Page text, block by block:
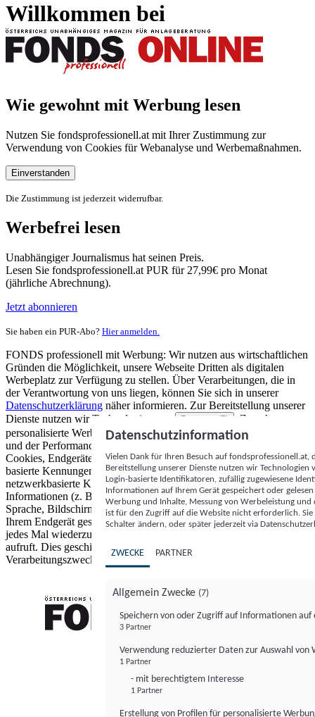
Willkommen bei
Wie gewohnt mit Werbung lesen
Nutzen Sie fondsprofessionell.at mit Ihrer Zustimmung zur
Verwendung von Cookies für Webanalyse und Werbemaßnahmen.
Einverstanden
Die Zustimmung ist jederzeit widerrufbar.
Werbefrei lesen
Unabhängiger Journalismus hat seinen Preis.
Lesen Sie fondsprofessionell.at PUR für 27,99€ pro Monat
(jährliche Abrechnung).
Jetzt abonnieren
Sie haben ein PUR-Abo? Hier anmelden.
FONDS professionell mit Werbung: Wir nutzen aus wirtschaftlichen
Gründen die Möglichkeit, unsere Webseite Dritten als digitalen
Werbeplatz zur Verfügung zu stellen. Über Verarbeitungen, die in
der Verantwortung von uns liegen, können Sie sich in unserer
Datenschutzerklärung näher informieren. Zur Bereitstellung unserer
Dienste nutzen wir Technologien von
Partnern (5)
. Zwecke:
personalisierte Werbung und Inhalte, Messung von Werbeleistung
und der Performance von Inhalten sowie Zielgruppenforschung.
Cookies, Endgeräte- oder ähnliche Online-Kennungen (z. B. login-
basierte Kennungen, zufällig generierte Kennungen,
netzwerkbasierte Kennungen) können zusammen mit anderen
Informationen (z. B. Browsertyp und Browserinformationen,
Sprache, Bildschirmgröße, unterstützte Technologien usw.) auf
Ihrem Endgerät gespeichert oder von dort ausgelesen werden, um es
jedes Mal wiederzuerkennen, wenn es eine App oder einer Webseite
aufruft. Dies geschieht für einen oder mehrere der hier aufgeführten
Verarbeitungszwecke.
Datenschutzinformation
Vielen Dank für Ihren Besuch auf
Bereitstellung unserer Dienste nutzen wir Technologien
Login-basierte Identifikatoren, zufällig zugewiesene
Informationen auf Ihrem Gerät gespeichert oder
Werbung und Inhalte, Messung von Werbeleistung
ist für den Zugriff auf die Website nicht erforderlich.
Schalter ändern, oder später jederzeit via
ZWECKE PARTNER
Allgemein Zwecke (7)
Speichern von oder Zugriff auf Informationen auf
3 Partner
Verwendung reduzierter Daten zur Auswahl von
1 Partner
- mit berechtigtem Interesse
1 Partner
Erstellung von Profilen für personalisierte
FONDS professionell